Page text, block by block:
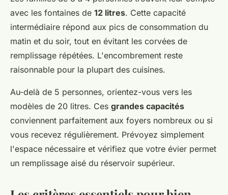
avec les fontaines de 12 litres. Cette capacité
intermédiaire répond aux pics de consommation du
matin et du soir, tout en évitant les corvées de
remplissage répétées. L'encombrement reste
raisonnable pour la plupart des cuisines.
Au-delà de 5 personnes, orientez-vous vers les
modèles de 20 litres. Ces grandes capacités
conviennent parfaitement aux foyers nombreux ou si
vous recevez régulièrement. Prévoyez simplement
l'espace nécessaire et vérifiez que votre évier permet
un remplissage aisé du réservoir supérieur.